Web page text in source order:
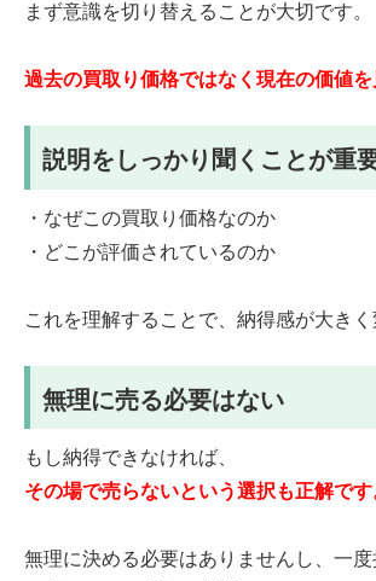
まず意識を切り替えることが大切です。
過去の買取り価格ではなく現在の価値を
説明をしっかり聞くことが重
・なぜこの買取り価格なのか
・どこが評価されているのか
これを理解することで、納得感が大きく
無理に売る必要はない
もし納得できなければ、
その場で売らないという選択も正解です
無理に決める必要はありませんし、一